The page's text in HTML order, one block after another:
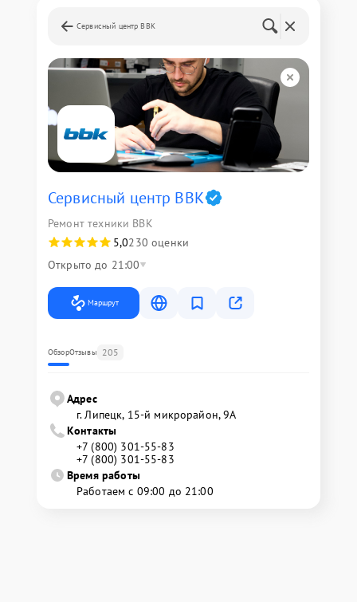
Сервисный центр BBK
Сервисный центр BBK
Ремонт техники BBK
5,0230 оценки
Открыто до 21:00
Маршрут
ОбзорОтзывы 205
Адрес
г. Липецк, 15-й микрорайон, 9А
Контакты
+7 (800) 301-55-83
+7 (800) 301-55-83
Время работы
Работаем с 09:00 до 21:00